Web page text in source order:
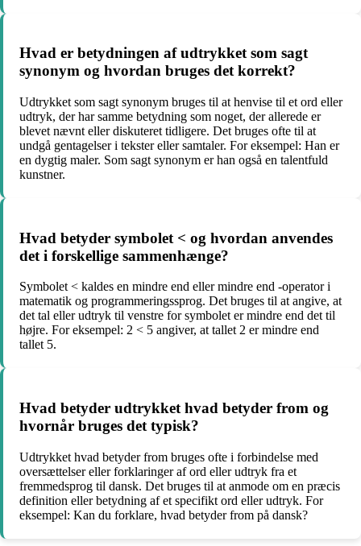
Hvad er betydningen af udtrykket som sagt
synonym og hvordan bruges det korrekt?
Udtrykket som sagt synonym bruges til at henvise til et ord eller
udtryk, der har samme betydning som noget, der allerede er
blevet nævnt eller diskuteret tidligere. Det bruges ofte til at
undgå gentagelser i tekster eller samtaler. For eksempel: Han er
en dygtig maler. Som sagt synonym er han også en talentfuld
kunstner.
Hvad betyder symbolet < og hvordan anvendes
det i forskellige sammenhænge?
Symbolet < kaldes en mindre end eller mindre end -operator i
matematik og programmeringssprog. Det bruges til at angive, at
det tal eller udtryk til venstre for symbolet er mindre end det til
højre. For eksempel: 2 < 5 angiver, at tallet 2 er mindre end
tallet 5.
Hvad betyder udtrykket hvad betyder from og
hvornår bruges det typisk?
Udtrykket hvad betyder from bruges ofte i forbindelse med
oversættelser eller forklaringer af ord eller udtryk fra et
fremmedsprog til dansk. Det bruges til at anmode om en præcis
definition eller betydning af et specifikt ord eller udtryk. For
eksempel: Kan du forklare, hvad betyder from på dansk?